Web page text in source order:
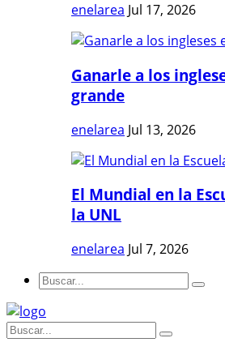
enelarea Jul 17, 2026
Ganarle a los
grande
enelarea Jul 13, 2026
El Mundial en la
la UNL
enelarea Jul 7, 2026